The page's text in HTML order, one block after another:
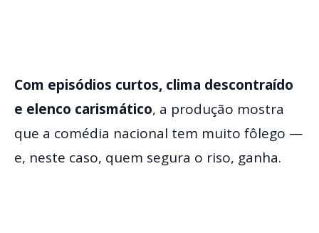
Com episódios curtos, clima descontraído
e elenco carismático, a produção mostra
que a comédia nacional tem muito fôlego —
e, neste caso, quem segura o riso, ganha.